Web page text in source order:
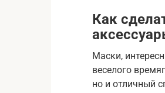
Как
Маски,
веселого
но и отличный